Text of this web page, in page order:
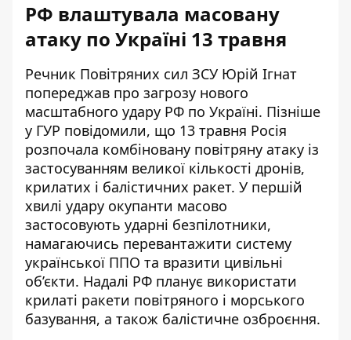
РФ влаштувала масовану
атаку по Україні 13 травня
Речник Повітряних сил ЗСУ Юрій Ігнат
попереджав про загрозу нового
масштабного удару РФ по Україні. Пізніше
у ГУР повідомили, що 13 травня Росія
розпочала комбіновану повітряну атаку із
застосуванням великої кількості дронів,
крилатих і балістичних ракет. У першій
хвилі удару окупанти масово
застосовують ударні безпілотники,
намагаючись перевантажити систему
української ППО та вразити цивільні
об’єкти. Надалі РФ планує використати
крилаті ракети повітряного і морського
базування, а також балістичне озброєння.